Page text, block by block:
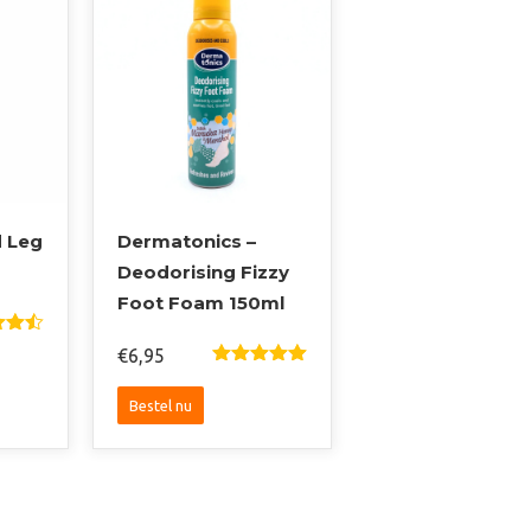
gekozen
worden
op
de
productpagina
Leg
Dermatonics –
Deodorising Fizzy
Foot Foam 150ml
€6,95
Bestel nu